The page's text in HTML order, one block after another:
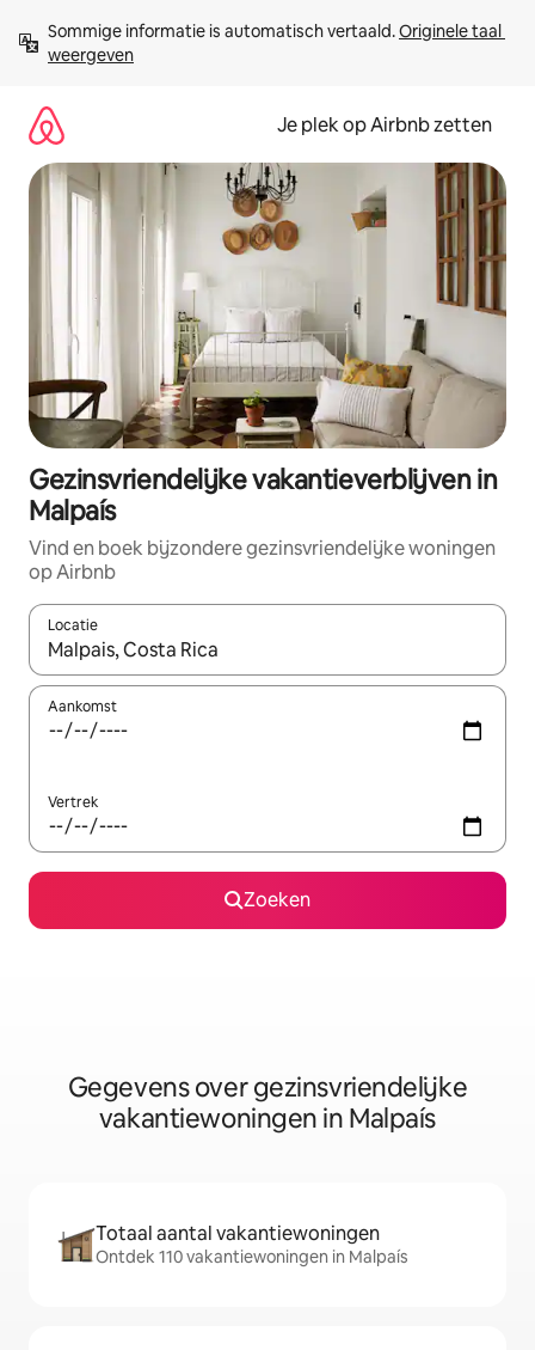
direct
naar
Sommige informatie is automatisch vertaald. Originele taal
weergeven
Je plek op Airbnb zetten
Gezinsvriendelijke vakantieverblijven in
Malpaís
Vind en boek bijzondere gezinsvriendelijke woningen
op Airbnb
Locatie
Wanneer er resultaten beschikbaar zijn, maak je een keuze
Aankomst
Vertrek
Zoeken
Gegevens over gezinsvriendelijke
vakantiewoningen in Malpaís
Totaal aantal vakantiewoningen
Ontdek 110 vakantiewoningen in Malpaís